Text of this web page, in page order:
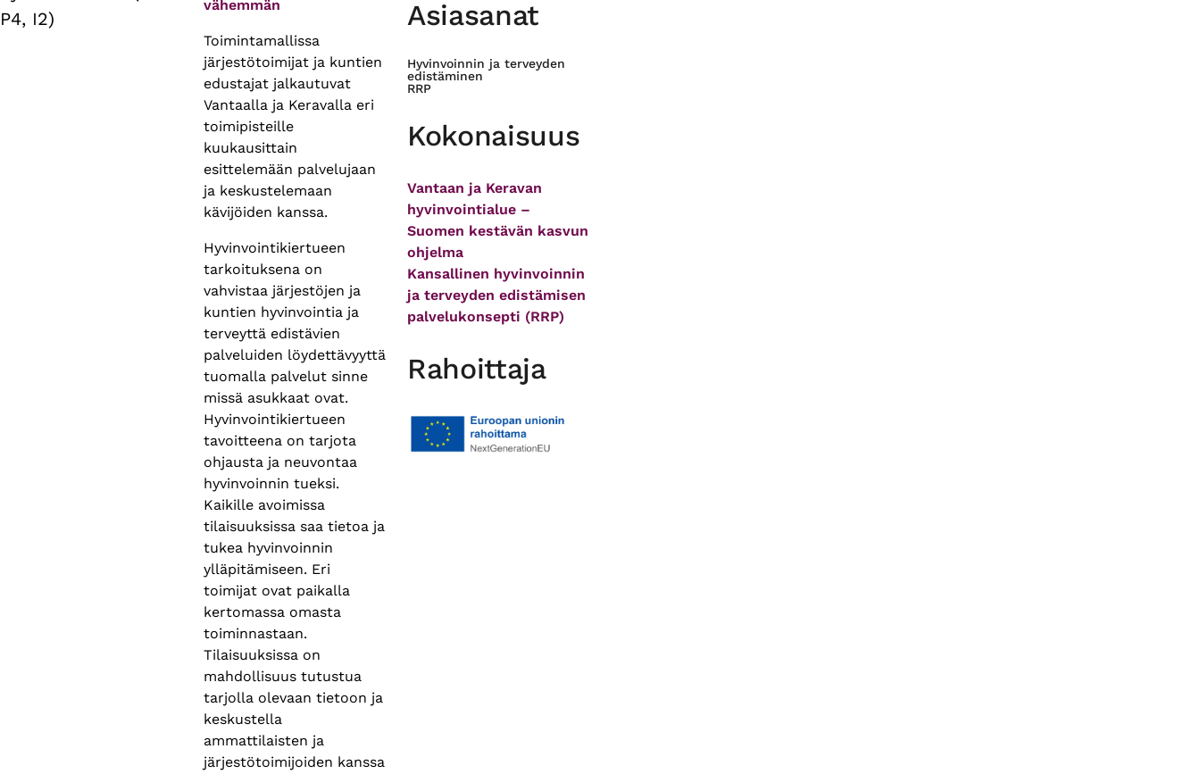
P4, I2)
vähemmän
Toimintamallissa
järjestötoimijat ja kuntien
edustajat jalkautuvat
Vantaalla ja Keravalla eri
toimipisteille
kuukausittain
esittelemään palvelujaan
ja keskustelemaan
kävijöiden kanssa.
Hyvinvointikiertueen
tarkoituksena on
vahvistaa järjestöjen ja
kuntien hyvinvointia ja
terveyttä edistävien
palveluiden löydettävyyttä
tuomalla palvelut sinne
missä asukkaat ovat.
Hyvinvointikiertueen
tavoitteena on tarjota
ohjausta ja neuvontaa
hyvinvoinnin tueksi.
Kaikille avoimissa
tilaisuuksissa saa tietoa ja
tukea hyvinvoinnin
ylläpitämiseen. Eri
toimijat ovat paikalla
kertomassa omasta
toiminnastaan.
Tilaisuuksissa on
mahdollisuus tutustua
tarjolla olevaan tietoon ja
keskustella
ammattilaisten ja
järjestötoimijoiden kanssa
Asiasanat
Hyvinvoinnin ja terveyden
edistäminen
RRP
Kokonaisuus
Vantaan ja Keravan
hyvinvointialue –
Suomen kestävän kasvun
ohjelma
Kansallinen hyvinvoinnin
ja terveyden edistämisen
palvelukonsepti (RRP)
Rahoittaja